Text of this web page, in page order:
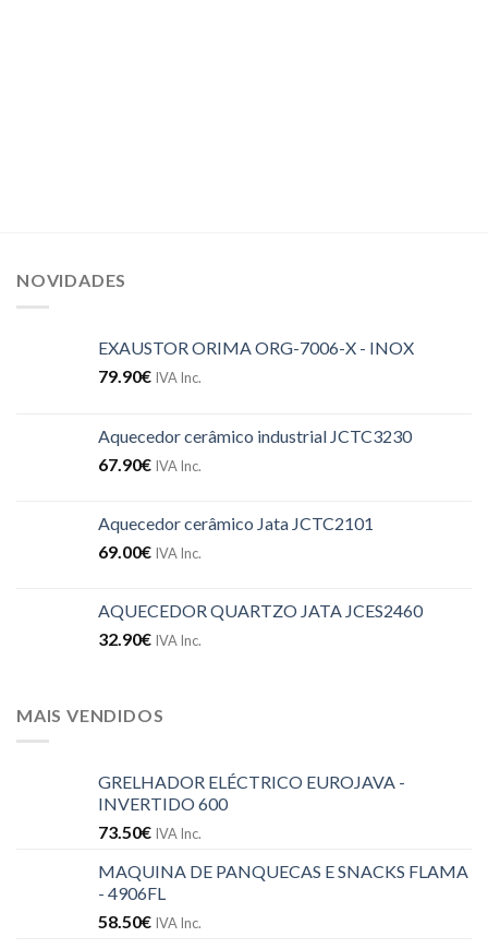
NOVIDADES
EXAUSTOR ORIMA ORG-7006-X - INOX
79.90€ IVA Inc.
Aquecedor cerâmico industrial JCTC3230
67.90€ IVA Inc.
Aquecedor cerâmico Jata JCTC2101
69.00€ IVA Inc.
AQUECEDOR QUARTZO JATA JCES2460
32.90€ IVA Inc.
MAIS VENDIDOS
GRELHADOR ELÉCTRICO EUROJAVA -
INVERTIDO 600
73.50€ IVA Inc.
MAQUINA DE PANQUECAS E SNACKS FLAMA
- 4906FL
58.50€ IVA Inc.